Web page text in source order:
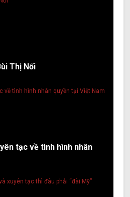
Thị Nối
tạc về tình hình nhân